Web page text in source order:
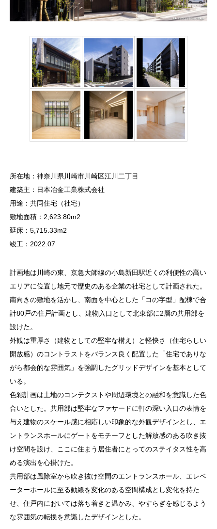
所在地：神奈川県川崎市川崎区江川二丁目
建築主：日本冶金工業株式会社
用途：共同住宅（社宅）
敷地面積：2,623.80m2
延床：5,715.33m2
竣工：2022.07
計画地は川崎の東、京急大師線の小島新田駅近くの利便性の高い
エリアに位置し地元で歴史のある企業の社宅として計画された。
南向きの敷地を活かし、南面を中心とした「コの字型」配棟で合
計80戸の住戸計画とし、建物入口として北東部に2層の共用部を
設けた。
外観は重厚さ（建物としての堅牢な構え）と軽快さ（住宅らしい
開放感）のコントラストをバランス良く配置した「住宅でありな
がら都会的な雰囲気」を強調したグリッドデザインを基本として
いる。
色彩計画は土地のコンテクストや周辺環境との融和を意識した色
合いとした。共用部は堅牢なファサードに軒の深い入口の表情を
与え建物のスケール感に相応しい印象的な外観デザインとし、エ
ントランスホールにゲートをモチーフとした解放感のある吹き抜
け空間を設け、ここに住まう居住者にとってのステイタス性を高
める演出を心掛けた。
共用部は風除室から吹き抜け空間のエントランスホール、エレベ
ーターホールに至る動線を変化のある空間構成とし変化を持た
せ、住戸内においては落ち着きと温かみ、やすらぎを感じるよう
な雰囲気の転換を意識したデザインとした。